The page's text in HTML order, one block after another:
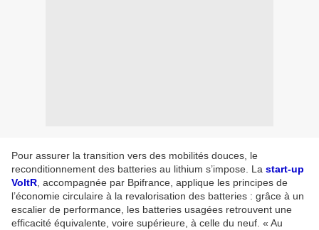
Pour assurer la transition vers des mobilités douces, le
reconditionnement des batteries au lithium s’impose. La start-up
VoltR , accompagnée par Bpifrance, applique les principes de
l’économie circulaire à la revalorisation des batteries : grâce à un
escalier de performance, les batteries usagées retrouvent une
efficacité équivalente, voire supérieure, à celle du neuf. « Au